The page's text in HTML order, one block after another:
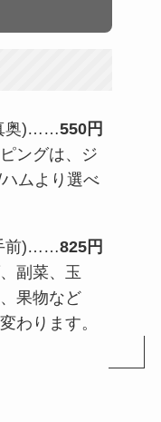
奥)……550円
ングは、ジ
ムより選べ
前)……825円
副菜、玉
果物など
わります。